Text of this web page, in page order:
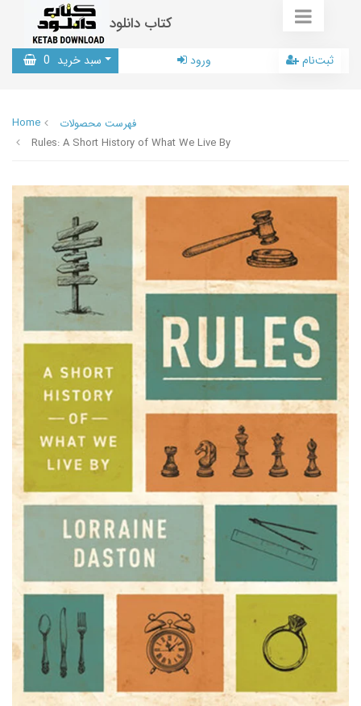
کتاب دانلود
سبد خرید 0 ورود ثبت‌نام
Home
فهرست محصولات
Rules: A Short History of What We Live By